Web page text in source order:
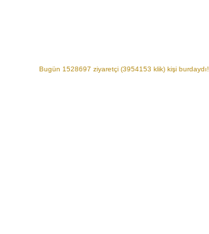
Bugün 1528697 ziyaretçi (3954153 klik) kişi burdaydı!